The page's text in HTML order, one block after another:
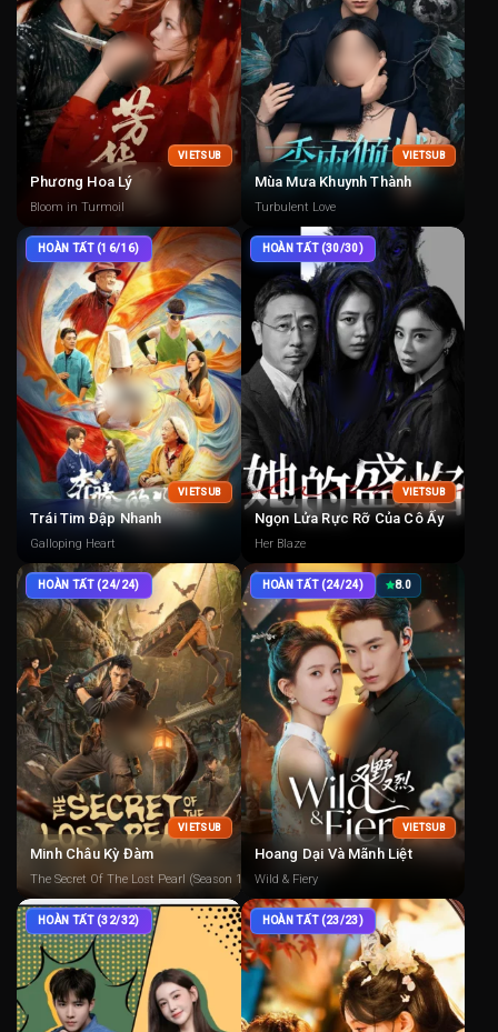
VIETSUB
Phương Hoa Lý
Bloom in Turmoil
VIETSUB
Mùa Mưa Khuynh Thành
Turbulent Love
HOÀN TẤT (16/16)
VIETSUB
Trái Tim Đập Nhanh
Galloping Heart
HOÀN TẤT (30/30)
VIETSUB
Ngọn Lửa Rực Rỡ Của Cô Ấy
Her Blaze
HOÀN TẤT (24/24)
VIETSUB
Minh Châu Kỳ Đàm
The Secret Of The Lost Pearl (Season 1)
HOÀN TẤT (24/24) 8.0
VIETSUB
Hoang Dại Và Mãnh Liệt
Wild & Fiery
HOÀN TẤT (32/32) HOÀN TẤT (23/23)